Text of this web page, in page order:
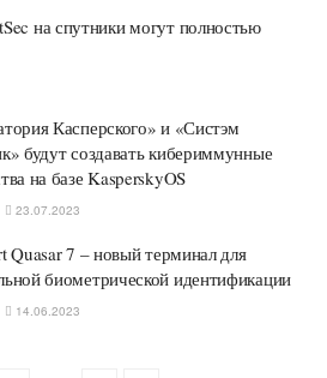
на спутники могут полностью
Касперского» и «Систэм
будут создавать кибериммунные
на базе KasperskyOS
23.07.2023
Quasar 7 – новый терминал для
биометрической идентификации
14.06.2023